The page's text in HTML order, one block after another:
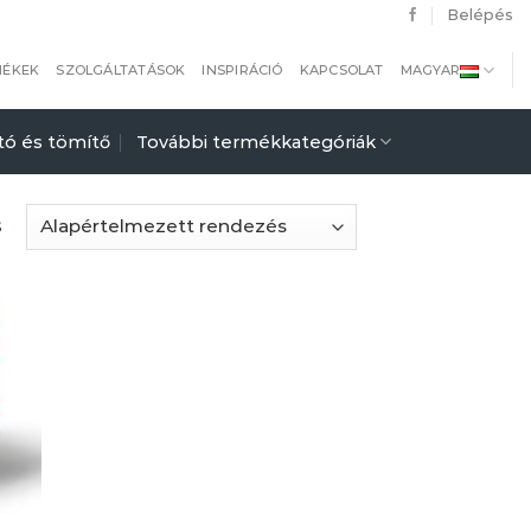
Belépés
SZOLGÁLTATÁSOK INSPIRÁCIÓ KAPCSOLAT MAGYAR
és tömítő További termékkategóriák